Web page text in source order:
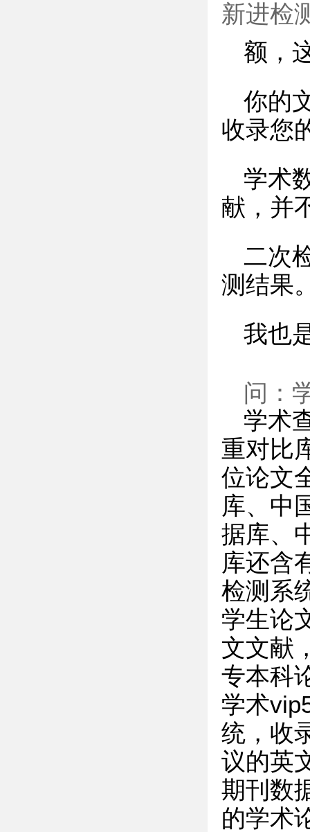
新进检
额，
你的
收录您
学术
献，并
二次
测结果
我也
问：
学术
重对比
位论文
库、中
据库、
库还含
检测系
学生论
文文献
专本科
学术
统，收
议的英
期刊数
的学术